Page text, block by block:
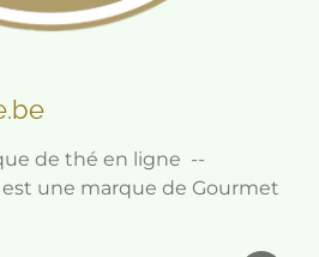
de thé en ligne --
une marque de Gourmet